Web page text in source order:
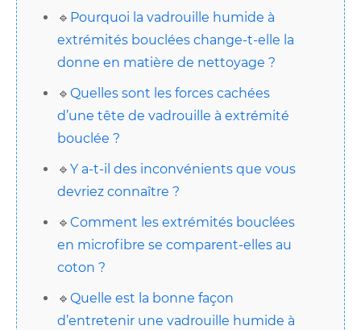
🔹 Pourquoi la vadrouille humide à
extrémités bouclées change-t-elle la
donne en matière de nettoyage ?
🔹 Quelles sont les forces cachées
d’une tête de vadrouille à extrémité
bouclée ?
🔹 Y a-t-il des inconvénients que vous
devriez connaître ?
🔹 Comment les extrémités bouclées
en microfibre se comparent-elles au
coton ?
🔹 Quelle est la bonne façon
d’entretenir une vadrouille humide à